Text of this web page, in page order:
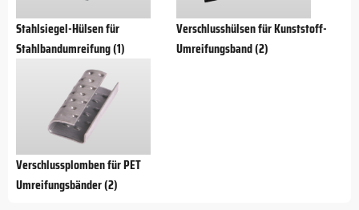
Stahlsiegel-Hülsen für
Stahlbandumreifung (1)
Verschlusshülsen für Kunststoff-
Umreifungsband (2)
Verschlussplomben für PET
Umreifungsbänder (2)